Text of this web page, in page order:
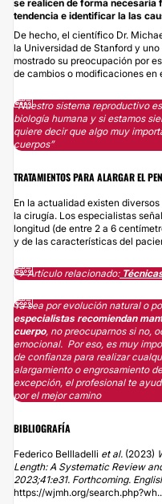
se realicen de forma
tendencia e identificar la las
De hecho, el científico Dr.
la Universidad de Stanford y
mostrado su preocupación por
de cambios o modificaciones en
“Nuestro sistema reproductivo
biología humana y si estamos
quiere decir que algo muy
cuerpos”
TRATAMIENTOS PARA ALARGAR EL
En la actualidad existen
la cirugía. Los especialistas
longitud (de entre 2 a 6
y de las características del
↪️ Artículo relacionado:
Ya sea por evolución natural o
especialistas recomiendan
cuerpo, no preocuparnos si no,
emocional. Por eso, es muy
de confianza para realizar
alargamiento o engrosamiento
excepción, el profesional te
por el mejor camino
BIBLIOGRAFÍA
Federico Bellladelli et al. (2023)
Length: A Systematic Review
2023;41:e31. Forthcoming.
https://wjmh.org/